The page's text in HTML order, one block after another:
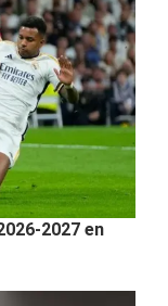
2027 en